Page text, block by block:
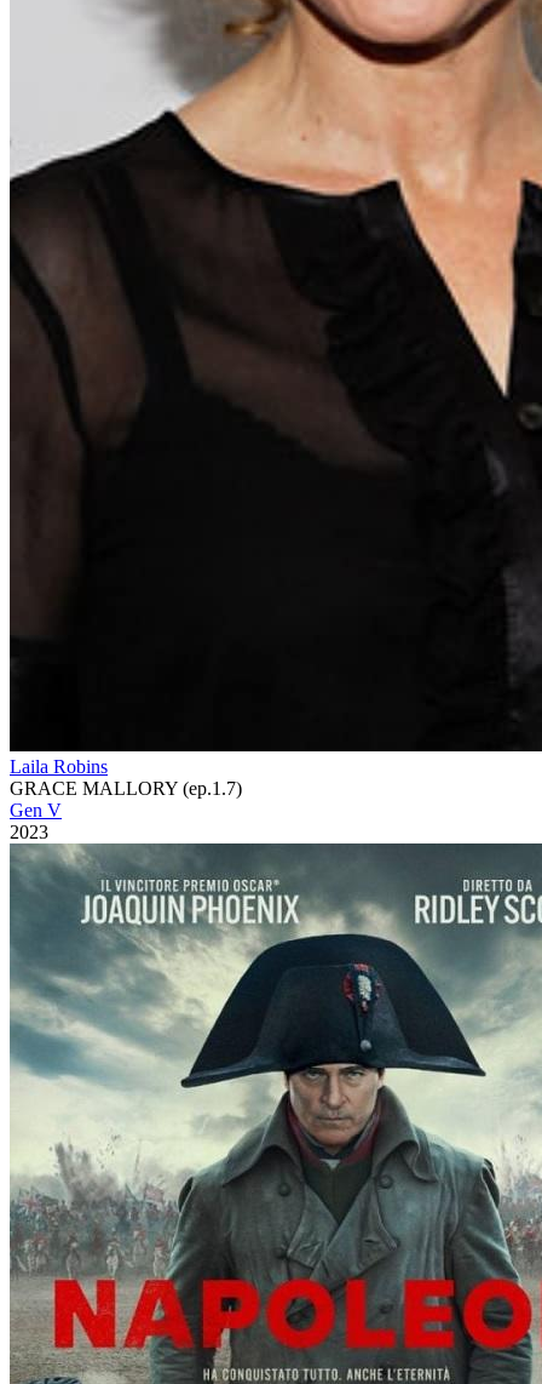
Laila Robins
GRACE MALLORY (ep.1.7)
Gen V
2023